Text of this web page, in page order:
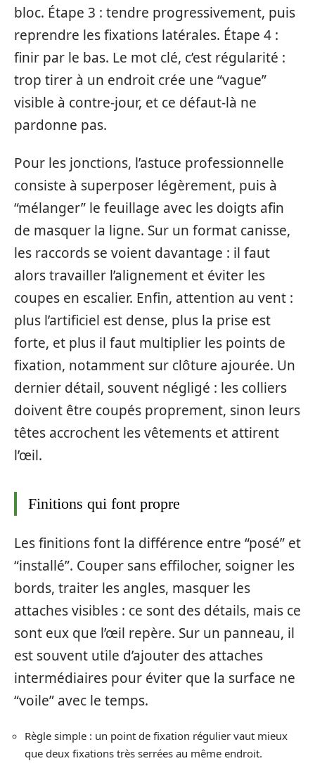
bloc. Étape 3 : tendre progressivement, puis
reprendre les fixations latérales. Étape 4 :
finir par le bas. Le mot clé, c’est régularité :
trop tirer à un endroit crée une “vague”
visible à contre-jour, et ce défaut-là ne
pardonne pas.
Pour les jonctions, l’astuce professionnelle
consiste à superposer légèrement, puis à
“mélanger” le feuillage avec les doigts afin
de masquer la ligne. Sur un format canisse,
les raccords se voient davantage : il faut
alors travailler l’alignement et éviter les
coupes en escalier. Enfin, attention au vent :
plus l’artificiel est dense, plus la prise est
forte, et plus il faut multiplier les points de
fixation, notamment sur clôture ajourée. Un
dernier détail, souvent négligé : les colliers
doivent être coupés proprement, sinon leurs
têtes accrochent les vêtements et attirent
l’œil.
Finitions qui font propre
Les finitions font la différence entre “posé” et
“installé”. Couper sans effilocher, soigner les
bords, traiter les angles, masquer les
attaches visibles : ce sont des détails, mais ce
sont eux que l’œil repère. Sur un panneau, il
est souvent utile d’ajouter des attaches
intermédiaires pour éviter que la surface ne
“voile” avec le temps.
Règle simple : un point de fixation régulier vaut mieux
que deux fixations très serrées au même endroit.